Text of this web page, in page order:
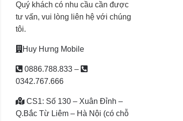
Quý khách có nhu cầu cần được
tư vấn, vui lòng liên hệ với chúng
tôi.
Huy Hưng Mobile
0886.788.833 –
0342.767.666
CS1: Số 130 – Xuân Đỉnh –
Q.Bắc Từ Liêm – Hà Nội (có chỗ